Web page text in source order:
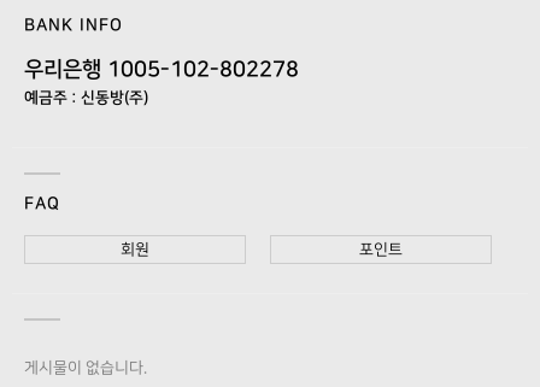
BANK INFO
우리은행 1005-102-802278
예금주 : 신동방(주)
FAQ
회원 포인트
게시물이 없습니다.